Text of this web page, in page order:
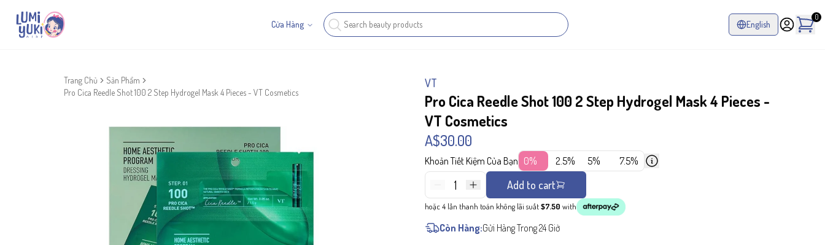
Cửa Hàng English
0
Trang Chủ
Sản Phẩm
Pro Cica Reedle Shot 100 2 Step Hydrogel Mask 4 Pieces - VT Cosmetics
VT
Pro Cica Reedle Shot 100 2 Step Hydrogel Mask 4 Pieces -
VT Cosmetics
A$30.00
Khoản Tiết Kiệm Của Bạn 0% 2.5% 5% 7.5%
1 Add to cart
hoặc 4 lần thanh toán không lãi suất$7.50 with
Còn Hàng:Gửi Hàng Trong 24 Giờ